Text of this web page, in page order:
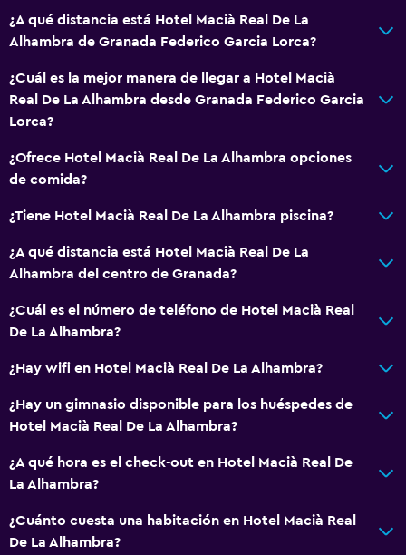
Vista a la montaña
Espacio de almacenamiento
Vista a una calle tranquila
Zona de estar
Solárium
Habitaciones insonorizadas
Wifi disponible en todas las instalaciones
Extinguidor
Artículos de aseo gratis
Calefacción
Wifi gratis
¿A qué distancia está Hotel Macià Real De La
Alhambra de Granada Federico Garcia Lorca?
¿Cuál es la mejor manera de llegar a Hotel Macià
Real De La Alhambra desde Granada Federico Garcia
Lorca?
¿Ofrece Hotel Macià Real De La Alhambra opciones
de comida?
¿Tiene Hotel Macià Real De La Alhambra piscina?
¿A qué distancia está Hotel Macià Real De La
Alhambra del centro de Granada?
¿Cuál es el número de teléfono de Hotel Macià Real
De La Alhambra?
¿Hay wifi en Hotel Macià Real De La Alhambra?
¿Hay un gimnasio disponible para los huéspedes de
Hotel Macià Real De La Alhambra?
¿A qué hora es el check-out en Hotel Macià Real De
La Alhambra?
¿Cuánto cuesta una habitación en Hotel Macià Real
De La Alhambra?